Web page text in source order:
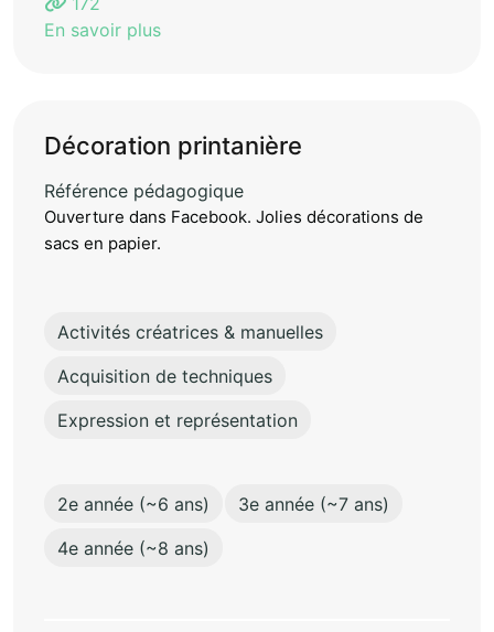
En savoir plus
Décoration printanière
Référence pédagogique
Ouverture dans Facebook. Jolies décorations de
sacs en papier.
Activités créatrices & manuelles
Acquisition de techniques
Expression et représentation
2e année (~6 ans)
3e année (~7 ans)
4e année (~8 ans)